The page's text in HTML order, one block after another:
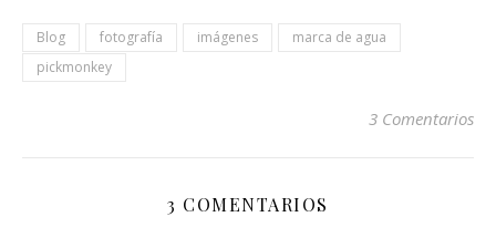
Blog fotografía imágenes
marca de agua
pickmonkey
3 Comentarios
3 COMENTARIOS